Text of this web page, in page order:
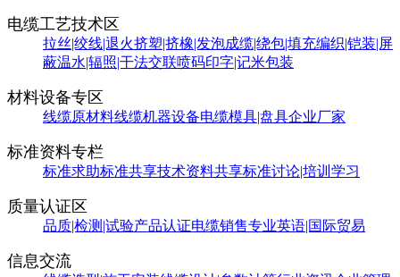
电缆工艺技术区
拉丝|绞线|退火挤塑|挤橡|发泡成缆|绕包|填充编织|铠装|屏
蔽温水|辐照|干法交联喷码印字|记米包装
材料设备专区
线缆原材料线缆机器设备电缆模具|盘具企业厂家
标准资料专栏
标准求助标准共享技术资料共享标准讨论|培训学习
质量认证区
品质|检测|试验产品认证电缆销售专业英语|国际贸易
信息交流